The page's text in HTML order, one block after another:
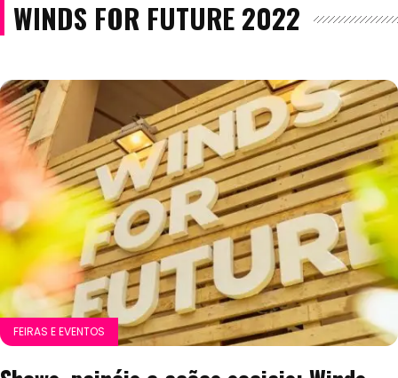
WINDS FOR FUTURE 2022
FEIRAS E EVENTOS